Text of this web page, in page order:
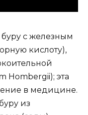
буру с железным
кислоту),
Hombergii); эта
в медицине.
из